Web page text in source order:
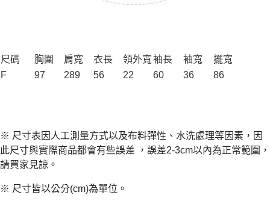
尺碼 胸圍 肩寬 衣長 領外寬袖長 袖寬
擺寬
F
97 289 56 22 60 36 86
※ 尺寸表因人工測量方式以及布料彈性、水洗處理等因素，因
此尺寸與實際商品都會有些誤差 ，誤差2-3cm以內為正常範圍，
請買家見諒。
※ 尺寸皆以公分(cm)為單位。